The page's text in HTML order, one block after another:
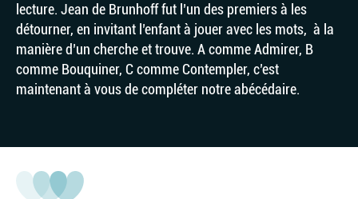
lecture. Jean de Brunhoff fut l’un des premiers à les
détourner, en invitant l’enfant à jouer avec les mots, à la
manière d’un cherche et trouve. A comme Admirer, B
comme Bouquiner, C comme Contempler, c’est
maintenant à vous de compléter notre abécédaire.